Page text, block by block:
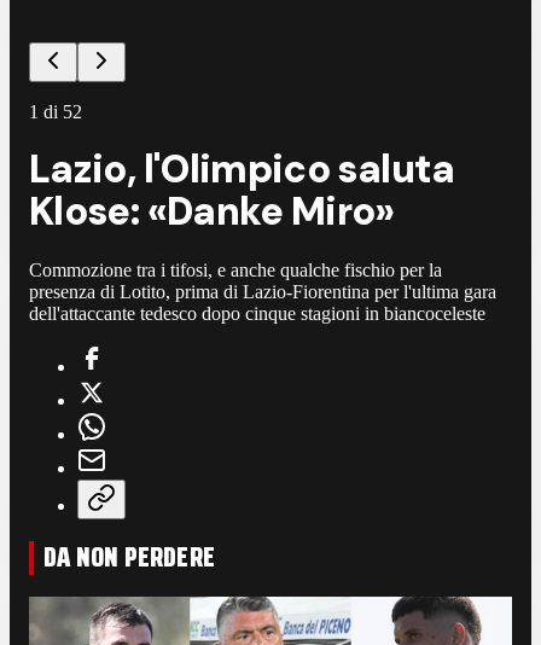
1 di 52
Lazio, l'Olimpico saluta
Klose: «Danke Miro»
Commozione tra i tifosi, e anche qualche fischio per la
presenza di Lotito, prima di Lazio-Fiorentina per l'ultima gara
dell'attaccante tedesco dopo cinque stagioni in biancoceleste
DA NON PERDERE